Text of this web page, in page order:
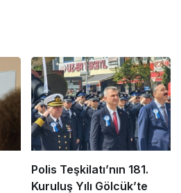
Polis Teşkilatı’nın 181.
Kuruluş Yılı Gölcük’te